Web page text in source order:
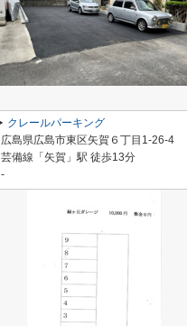
クレールパーキング
広島県広島市東区矢賀６丁目1-26-4
芸備線「矢賀」駅 徒歩13分
-